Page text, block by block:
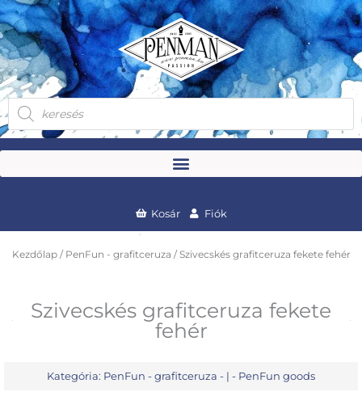
Skip
to
content
Products
search
Kosár Fiók
Kezdőlap/ PenFun - grafitceruza / Szivecskés grafitceruza fekete fehér
Szivecskés grafitceruza fekete
fehér
Kategória: PenFun - grafitceruza - | - PenFun goods